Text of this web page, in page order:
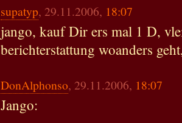
supatyp, 29.11.2006, 18:07
jango, kauf Dir ers mal 1 D,
berichterstattung woanders
DonAlphonso, 29.11.2006, 18:07
Jango: